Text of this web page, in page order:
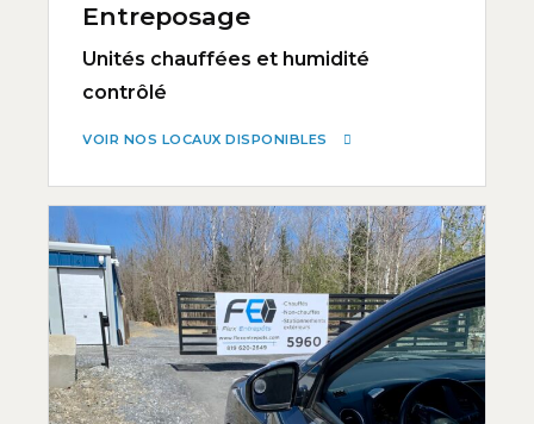
Entreposage
Unités chauffées et humidité
contrôlé
VOIR NOS LOCAUX DISPONIBLES